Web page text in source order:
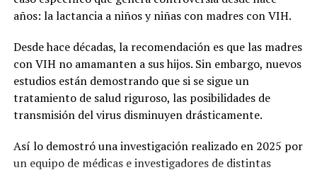
años: la lactancia a niños y niñas con madres con VIH.
Desde hace décadas, la recomendación es que las madres
con VIH no amamanten a sus hijos. Sin embargo, nuevos
estudios están demostrando que si se sigue un
tratamiento de salud riguroso, las posibilidades de
transmisión del virus disminuyen drásticamente.
Así lo demostró una investigación realizado en 2025 por
un equipo de médicas e investigadores de distintas